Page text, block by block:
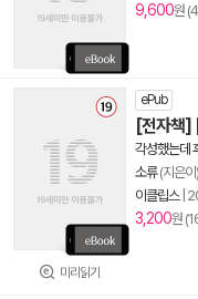
9,600원
미리읽기
ePub
[전자책]
각성했는데
소류(지은이)
이클립스|
3,200원